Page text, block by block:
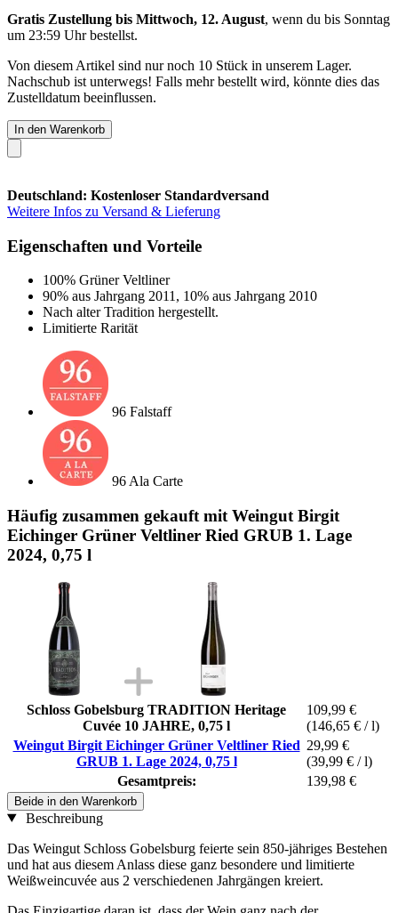
Gratis Zustellung bis Mittwoch, 12. August, wenn du bis Sonntag
um 23:59 Uhrbestellst.
Von diesem Artikel sind nur noch 10 Stück in unserem Lager.
Nachschub ist unterwegs! Falls mehr bestellt wird, könnte dies das
Zustelldatum beeinflussen.
In den Warenkorb
Deutschland: Kostenloser Standardversand
Weitere Infos zu Versand & Lieferung
Eigenschaften und Vorteile
100% Grüner Veltliner
90% aus Jahrgang 2011, 10% aus Jahrgang 2010
Nach alter Tradition hergestellt.
Limitierte Rarität
96 Falstaff
96 Ala Carte
Häufig zusammen gekauft mit Weingut Birgit
Eichinger Grüner Veltliner Ried GRUB 1. Lage
2024, 0,75 l
Schloss Gobelsburg TRADITION Heritage
Cuvée 10 JAHRE, 0,75 l
109,99 €
(146,65 € / l)
Weingut Birgit Eichinger Grüner Veltliner Ried
GRUB 1. Lage 2024, 0,75 l
29,99 €
(39,99 € / l)
Gesamtpreis:
139,98 €
Beide in den Warenkorb
Beschreibung
Das Weingut Schloss Gobelsburg feierte sein 850-jähriges Bestehen
und hat aus diesem Anlass diese ganz besondere und limitierte
Weißweincuvée aus 2 verschiedenen Jahrgängen kreiert.